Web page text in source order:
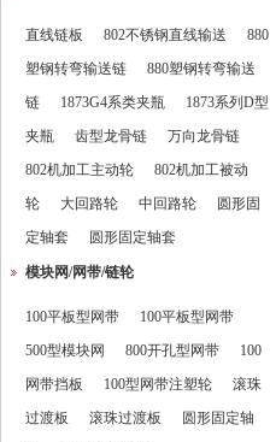
直线链板 802不锈钢直线输送
880
塑钢转弯输送链
880塑钢转弯输送
链
1873G4系类夹瓶
1873系列D型
夹瓶
齿型龙骨链
万向龙骨链
802机加工主动轮
802机加工被动
轮
大回路轮 中回路轮
圆形固
定轴套
圆形固定轴套
模块网/网带/链轮
100平板型网带
100平板型网带
500型模块网
800开孔型网带
100
网带挡板
100型网带注塑轮
滚珠
过渡板
滚珠过渡板
圆形固定轴